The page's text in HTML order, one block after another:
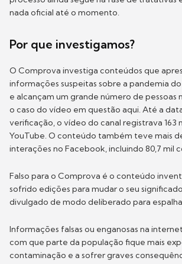
nada oficial até o momento.
Por que investigamos?
O Comprova investiga conteúdos que
informações suspeitas sobre a pandemia
e alcançam um grande número de pessoas
o caso do vídeo em questão aqui. Até a
verificação, o vídeo do canal registrava 163
YouTube. O conteúdo também teve mais
interações no Facebook, incluindo 80,7 mil
Falso para o Comprova é o conteúdo
sofrido edições para mudar o seu
divulgado de modo deliberado para
Informações falsas ou enganosas na
com que parte da população fique mais
contaminação e a sofrer graves